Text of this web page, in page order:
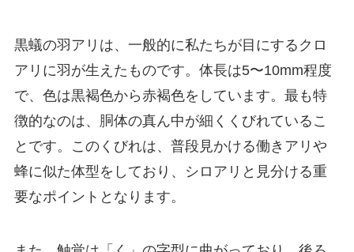
黒蟻の羽アリは、一般的に私たちが目にするクロ
アリに羽が生えたものです。体長は5〜10mm程度
で、色は黒褐色から赤褐色をしています。最も特
徴的なのは、胴体の真ん中が細くくびれているこ
とです。このくびれは、普段見かける働きアリや
蜂に似た体型をしており、シロアリと見分ける重
要なポイントとなります。